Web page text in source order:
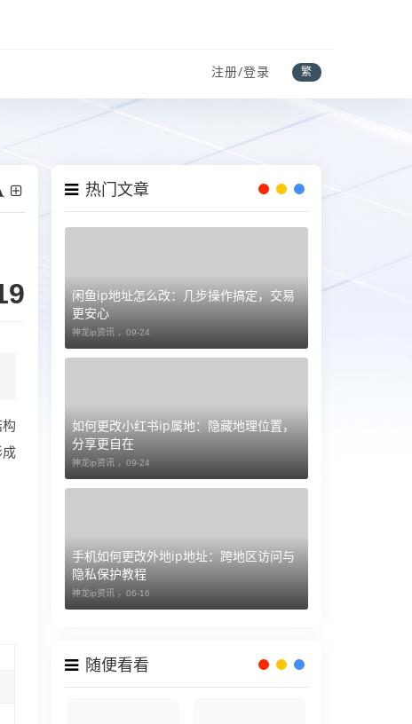
注册/登录 繁
热门文章
闲鱼ip地址怎么改：几步操作搞定，交易
更安心
神龙ip资讯 ， 09-24
如何更改小红书ip属地：隐藏地理位置，
分享更自在
神龙ip资讯 ， 09-24
手机如何更改外地ip地址：跨地区访问与
隐私保护教程
神龙ip资讯 ， 06-16
随便看看